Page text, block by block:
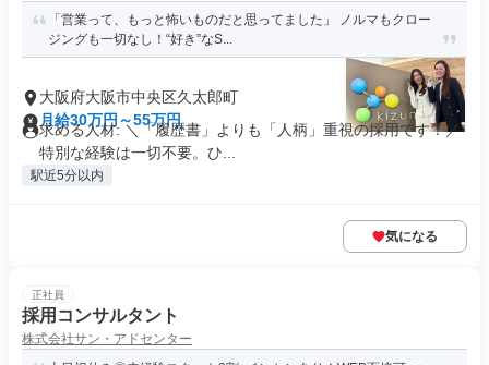
「営業って、もっと怖いものだと思ってました」 ノルマもクロー
ジングも一切なし！“好き”なS...
大阪府大阪市中央区久太郎町
月給30万円～55万円
求める人材: ＼「履歴書」よりも「人柄」重視の採用です！／
特別な経験は一切不要。ひ...
駅近5分以内
気になる
正社員
採用コンサルタント
株式会社サン・アドセンター